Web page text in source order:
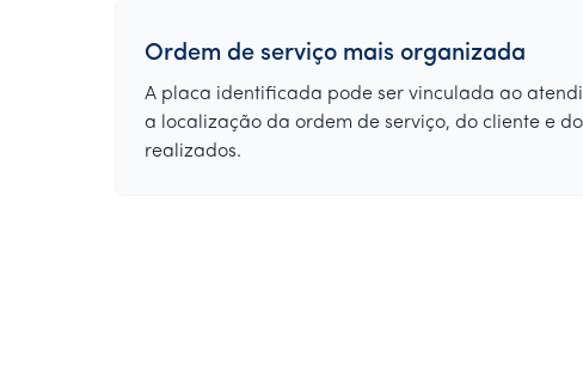
Ordem de serviço mais organizada
A placa identificada pode ser vinculada ao
a localização da ordem de serviço, do cliente e
realizados.